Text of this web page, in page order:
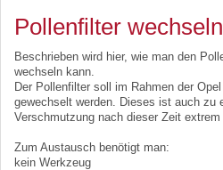
Pollenfilter wechseln
Beschrieben wird hier, wie man den
wechseln kann.
Der Pollenfilter soll im Rahmen der
gewechselt werden. Dieses ist auch zu
Verschmutzung nach dieser Zeit
Zum Austausch benötigt man:
kein Werkzeug